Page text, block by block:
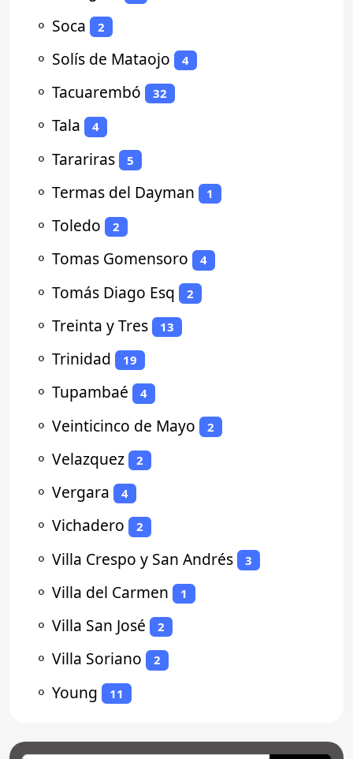
⚬ Soca 2
⚬ Solís de Mataojo 4
⚬ Tacuarembó 32
⚬ Tala 4
⚬ Tarariras 5
⚬ Termas del Dayman 1
⚬ Toledo 2
⚬ Tomas Gomensoro 4
⚬ Tomás Diago Esq 2
⚬ Treinta y Tres 13
⚬ Trinidad 19
⚬ Tupambaé 4
⚬ Veinticinco de Mayo 2
⚬ Velazquez 2
⚬ Vergara 4
⚬ Vichadero 2
⚬ Villa Crespo y San Andrés 3
⚬ Villa del Carmen 1
⚬ Villa San José 2
⚬ Villa Soriano 2
⚬ Young 11